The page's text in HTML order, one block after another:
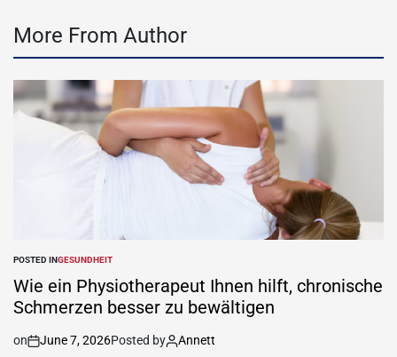
More From Author
POSTED INGESUNDHEIT
Wie ein Physiotherapeut Ihnen hilft, chronische
Schmerzen besser zu bewältigen
on June 7, 2026Posted by Annett